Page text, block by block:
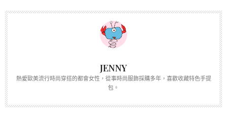
JENNY
熱愛歐美流行時尚穿搭的都會女性，從事時尚服飾採購多年，喜歡收藏特色手提
包。